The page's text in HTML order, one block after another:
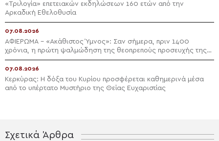
«Τριλογία» επετειακών εκδηλώσεων 160 ετών από την
Αρκαδική Εθελοθυσία
07.08.2026
ΑΦΙΕΡΩΜΑ – «Ακάθιστος Ύμνος»: Σαν σήμερα, πριν 1400
χρόνια, η πρώτη ψαλμώδηση της θεοπρεπούς προσευχής της
Εκκλησίας
07.08.2026
Κερκύρας: Η δόξα του Κυρίου προσφέρεται καθημερινά μέσα
από το υπέρτατο Μυστήριο της Θείας Ευχαριστίας
Σχετικά Άρθρα